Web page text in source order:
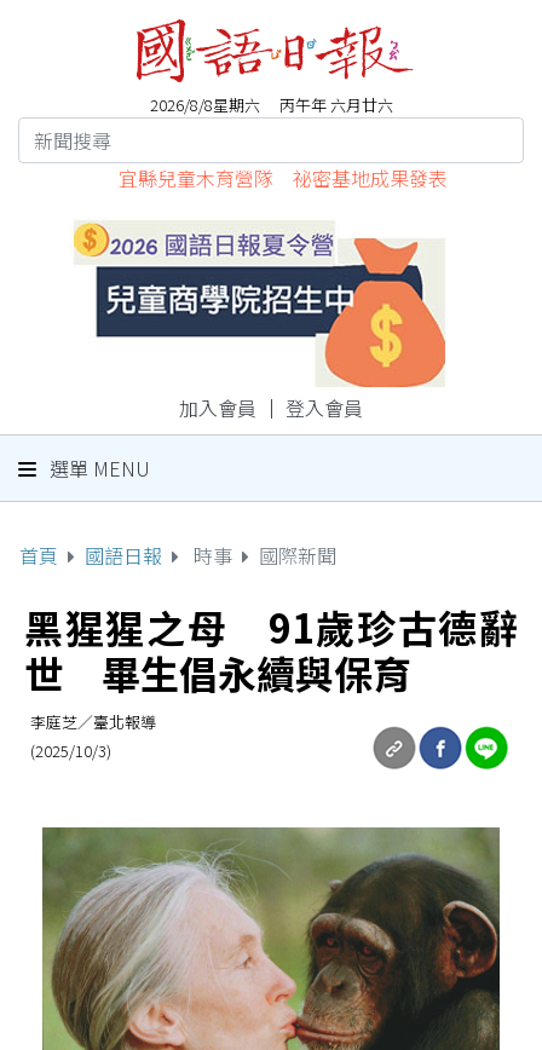
2026/8/8星期六 丙午年 六月廿六
宜縣兒童木育營隊 祕密基地成果發表
加入會員 ｜ 登入會員
選單 MENU
首頁 國語日報 時事 國際新聞
黑猩猩之母 91歲珍古德辭
世 畢生倡永續與保育
李庭芝／臺北報導
(2025/10/3)